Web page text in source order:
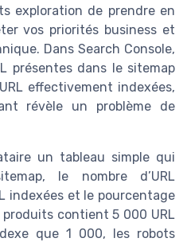
exploration de prendre en
vos priorités business et
Dans Search Console,
présentes dans le sitemap
effectivement indexées,
révèle un problème de
un tableau simple qui
le nombre d’URL
indexées et le pourcentage
contient 5 000 URL
que 1 000, les robots